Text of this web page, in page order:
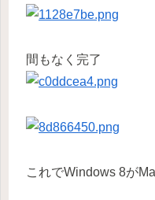
間もなく完了
これでWindows 8が